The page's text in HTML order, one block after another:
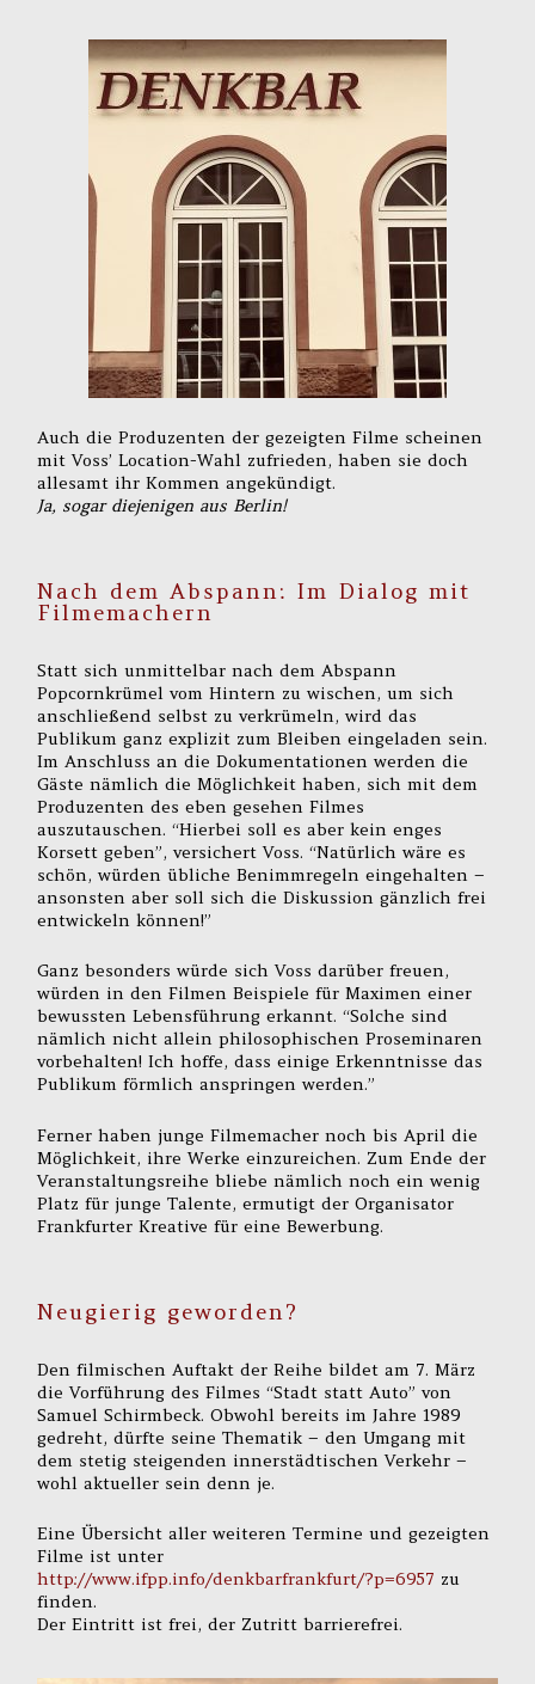
Auch die Produzenten der gezeigten Filme scheinen
mit Voss’ Location-Wahl zufrieden, haben sie doch
allesamt ihr Kommen angekündigt.
Ja, sogar diejenigen aus Berlin!
Nach dem Abspann: Im Dialog mit
Filmemachern
Statt sich unmittelbar nach dem Abspann
Popcornkrümel vom Hintern zu wischen, um sich
anschließend selbst zu verkrümeln, wird das
Publikum ganz explizit zum Bleiben eingeladen sein.
Im Anschluss an die Dokumentationen werden die
Gäste nämlich die Möglichkeit haben, sich mit dem
Produzenten des eben gesehen Filmes
auszutauschen. “Hierbei soll es aber kein enges
Korsett geben”, versichert Voss. “Natürlich wäre es
schön, würden übliche Benimmregeln eingehalten –
ansonsten aber soll sich die Diskussion gänzlich frei
entwickeln können!”
Ganz besonders würde sich Voss darüber freuen,
würden in den Filmen Beispiele für Maximen einer
bewussten Lebensführung erkannt. “Solche sind
nämlich nicht allein philosophischen Proseminaren
vorbehalten! Ich hoffe, dass einige Erkenntnisse das
Publikum förmlich anspringen werden.”
Ferner haben junge Filmemacher noch bis April die
Möglichkeit, ihre Werke einzureichen. Zum Ende der
Veranstaltungsreihe bliebe nämlich noch ein wenig
Platz für junge Talente, ermutigt der Organisator
Frankfurter Kreative für eine Bewerbung.
Neugierig geworden?
Den filmischen Auftakt der Reihe bildet am 7. März
die Vorführung des Filmes “Stadt statt Auto” von
Samuel Schirmbeck. Obwohl bereits im Jahre 1989
gedreht, dürfte seine Thematik – den Umgang mit
dem stetig steigenden innerstädtischen Verkehr –
wohl aktueller sein denn je.
Eine Übersicht aller weiteren Termine und gezeigten
Filme ist unter
http://www.ifpp.info/denkbarfrankfurt/?p=6957 zu
finden.
Der Eintritt ist frei, der Zutritt barrierefrei.